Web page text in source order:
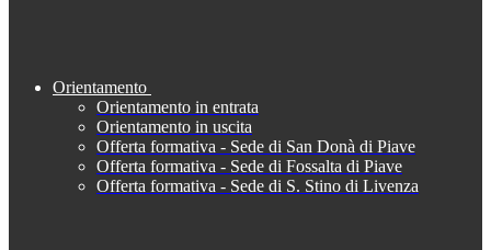
Orientamento
Orientamento in entrata
Orientamento in uscita
Offerta formativa - Sede di San Donà di Piave
Offerta formativa - Sede di Fossalta di Piave
Offerta formativa - Sede di S. Stino di Livenza